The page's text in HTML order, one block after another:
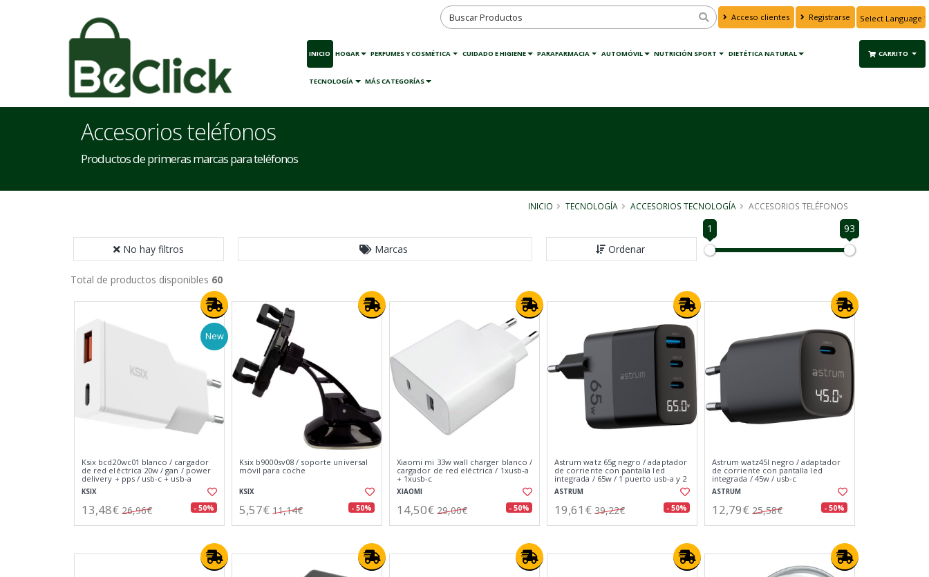
Acceso clientes Registrarse
Translate
INICIO HOGAR PERFUMES Y COSMÉTICA CUIDADO E HIGIENE PARAFARMACIA AUTOMÓVIL NUTRICIÓN SPORT DIETÉTICA NATURAL
TECNOLOGÍA MÁS CATEGORÍAS
CARRITO
Accesorios teléfonos
Productos de primeras marcas para teléfonos
INICIO TECNOLOGÍA ACCESORIOS TECNOLOGÍA ACCESORIOS TELÉFONOS
No hay filtros Marcas Ordenar
1 93
Total de productos disponibles 60
New
Ksix bcd20wc01 blanco / cargador
de red eléctrica 20w / gan / power
delivery + pps / usb-c + usb-a
KSIX
13,48€ 26,96€ - 50%
Ksix b9000sv08 / soporte universal
móvil para coche
KSIX
5,57€ 11,14€ - 50%
Xiaomi mi 33w wall charger blanco /
cargador de red eléctrica / 1xusb-a
+ 1xusb-c
XIAOMI
14,50€ 29,00€ - 50%
Astrum watz 65g negro / adaptador
de corriente con pantalla led
integrada / 65w / 1 puerto usb-a y 2
puertos usb-c
ASTRUM
19,61€ 39,22€ - 50%
Astrum watz45l negro / adaptador
de corriente con pantalla led
integrada / 45w / usb-c
ASTRUM
12,79€ 25,58€ - 50%